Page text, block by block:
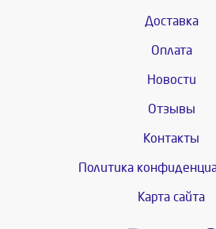
Доставка
Оплата
Новости
Отзывы
Контакты
Политика
Карта сайта